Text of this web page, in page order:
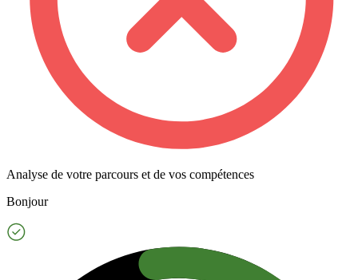
Analyse de votre parcours et de vos compétences
Bonjour